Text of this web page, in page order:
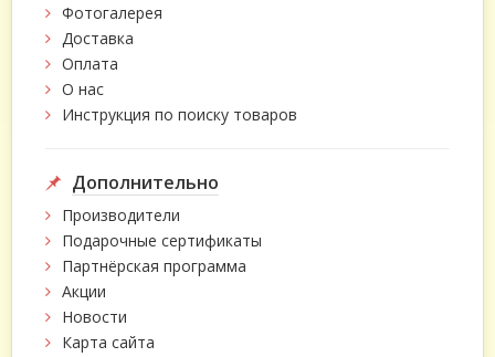
Фотогалерея
Доставка
Оплата
О нас
Инструкция по поиску товаров
Дополнительно
Производители
Подарочные сертификаты
Партнёрская программа
Акции
Новости
Карта сайта